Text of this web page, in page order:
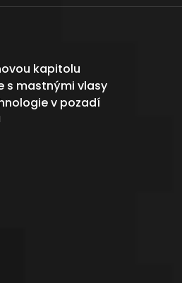
kapitolu
s mastnými vlasy
v pozadí